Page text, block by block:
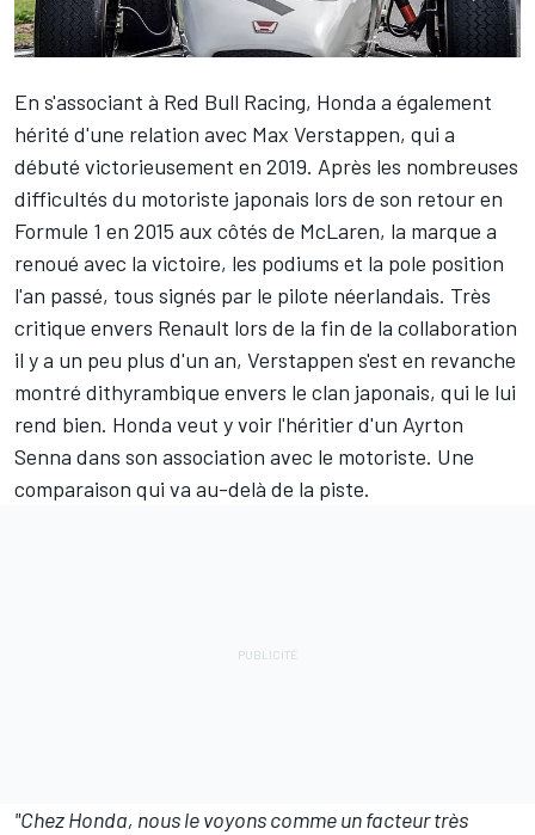
En s'associant à Red Bull Racing, Honda a également
hérité d'une relation avec Max Verstappen, qui a
débuté victorieusement en 2019. Après les nombreuses
difficultés du motoriste japonais lors de son retour en
Formule 1 en 2015 aux côtés de McLaren, la marque a
renoué avec la victoire, les podiums et la pole position
l'an passé, tous signés par le pilote néerlandais. Très
critique envers Renault lors de la fin de la collaboration
il y a un peu plus d'un an, Verstappen s'est en revanche
montré dithyrambique envers le clan japonais, qui le lui
rend bien. Honda veut y voir l'héritier d'un Ayrton
Senna dans son association avec le motoriste. Une
comparaison qui va au-delà de la piste.
"Chez Honda, nous le voyons comme un facteur très